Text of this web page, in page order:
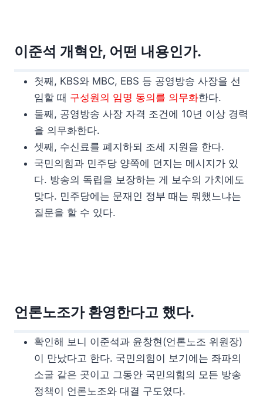
이준석 개혁안, 어떤 내용인가.
첫째, KBS와 MBC, EBS 등 공영방송 사장을 선
임할 때 구성원의 임명 동의를 의무화한다.
둘째, 공영방송 사장 자격 조건에 10년 이상 경력
을 의무화한다.
셋째, 수신료를 폐지하되 조세 지원을 한다.
국민의힘과 민주당 양쪽에 던지는 메시지가 있
다. 방송의 독립을 보장하는 게 보수의 가치에도
맞다. 민주당에는 문재인 정부 때는 뭐했느냐는
질문을 할 수 있다.
언론노조가 환영한다고 했다.
확인해 보니 이준석과 윤창현(언론노조 위원장)
이 만났다고 한다. 국민의힘이 보기에는 좌파의
소굴 같은 곳이고 그동안 국민의힘의 모든 방송
정책이 언론노조와 대결 구도였다.